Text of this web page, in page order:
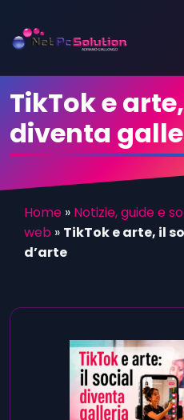
TikTok e
diventa
Home » Notizie, guide e
web » TikTok e arte, il
d’arte